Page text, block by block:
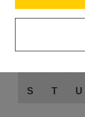
S T U